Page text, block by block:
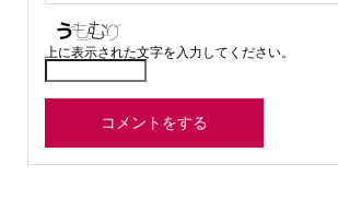
上に表示された文字を入力してください。